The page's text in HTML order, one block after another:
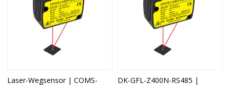
Laser-Wegsensor | COMS- DK-GFL-Z400N-RS485 |